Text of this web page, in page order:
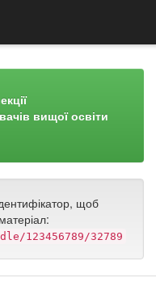
вищої освіти
щоб
123456789/32789